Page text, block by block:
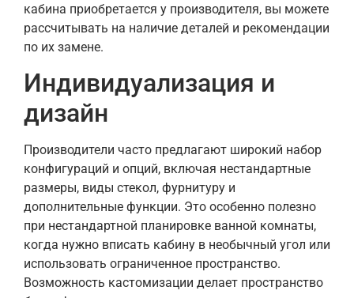
кабина приобретается у производителя, вы можете
рассчитывать на наличие деталей и рекомендации
по их замене.
Индивидуализация и
дизайн
Производители часто предлагают широкий набор
конфигураций и опций, включая нестандартные
размеры, виды стекол, фурнитуру и
дополнительные функции. Это особенно полезно
при нестандартной планировке ванной комнаты,
когда нужно вписать кабину в необычный угол или
использовать ограниченное пространство.
Возможность кастомизации делает пространство